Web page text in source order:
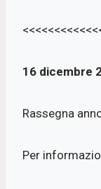
16 dicembre
Rassegna
Per